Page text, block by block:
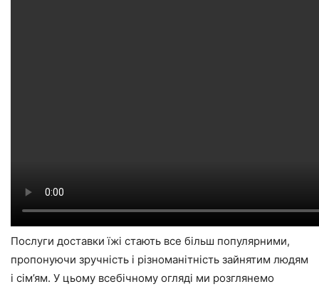
Послуги доставки їжі стають все більш популярними,
пропонуючи зручність і різноманітність зайнятим людям
і сім’ям. У цьому всебічному огляді ми розглянемо